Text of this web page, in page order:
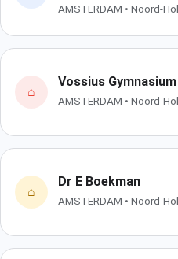
AMSTERDAM • Noord-
⌂
Vossius Gymnasium
AMSTERDAM • Noord-
⌂
Dr E Boekman
AMSTERDAM • Noord-